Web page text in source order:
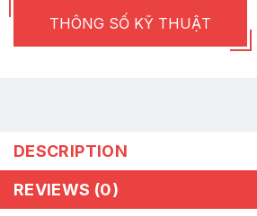
THÔNG SỐ KỸ THUẬT
DESCRIPTION
REVIEWS (0)